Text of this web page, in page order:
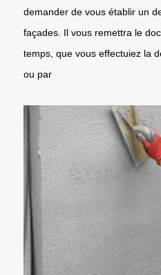
demander de vous établir un
façades. Il vous remettra le
temps, que vous effectuiez la
ou par